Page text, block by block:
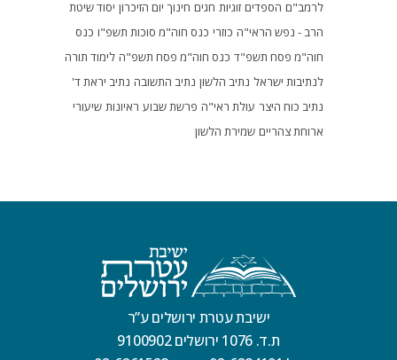
לרמב"ם הספדים זוגיות חגים חינוך יום הזיכרון יסוד שיטת
הרב - נפש הראי"ה כוזרי כנס חוה"מ סוכות תשפ"ו כנס
חוה"מ פסח תשפ"ד כנס חוה"מ פסח תשפ"ה לימוד תורה
לנתיבות ישראל נתיב הלשון נתיב התשובה נתיב יראת ד'
נתיב כוח היצר עולת ראי"ה פרשת שבוע ראיונות שיעורי
ארוחת צהריים שמירת הלשון
ישיבת עטרת ירושלים ע”ר
ת.ד. 1076 ירושלים 9100902